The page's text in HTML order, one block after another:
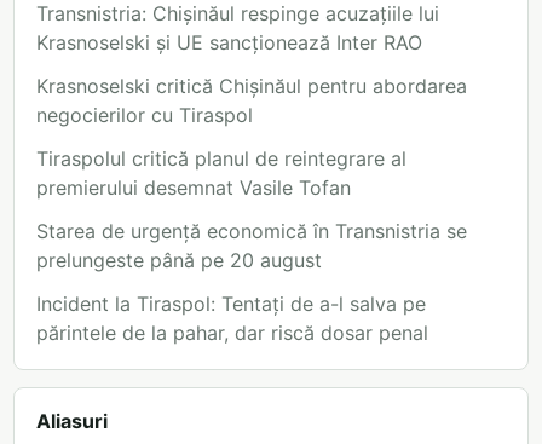
Transnistria: Chișinăul respinge acuzațiile lui
Krasnoselski și UE sancționează Inter RAO
Krasnoselski critică Chișinăul pentru abordarea
negocierilor cu Tiraspol
Tiraspolul critică planul de reintegrare al
premierului desemnat Vasile Tofan
Starea de urgență economică în Transnistria se
prelungeste până pe 20 august
Incident la Tiraspol: Tentați de a-l salva pe
părintele de la pahar, dar riscă dosar penal
Aliasuri